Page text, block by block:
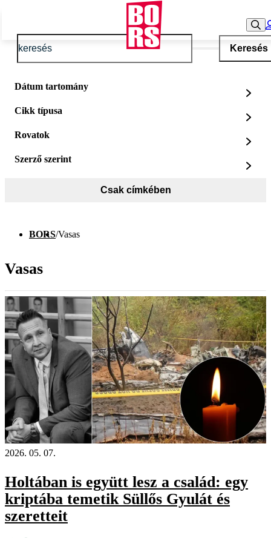
Keresés
Dátum tartomány
Cikk típusa
Rovatok
Szerző szerint
Csak címkében
BORS/Vasas
Vasas
2026. 05. 07.
Holtában is együtt lesz a család: egy
kriptába temetik Süllős Gyulát és
szeretteit